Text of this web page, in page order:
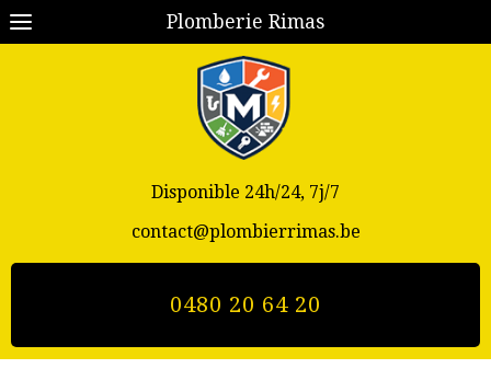
Plomberie Rimas
Disponible 24h/24, 7j/7
contact@plombierrimas.be
0480 20 64 20